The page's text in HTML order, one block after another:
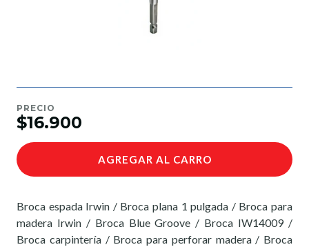
PRECIO
$16.900
AGREGAR AL CARRO
Broca espada Irwin / Broca plana 1 pulgada / Broca para
madera Irwin / Broca Blue Groove / Broca IW14009 /
Broca carpintería / Broca para perforar madera / Broca